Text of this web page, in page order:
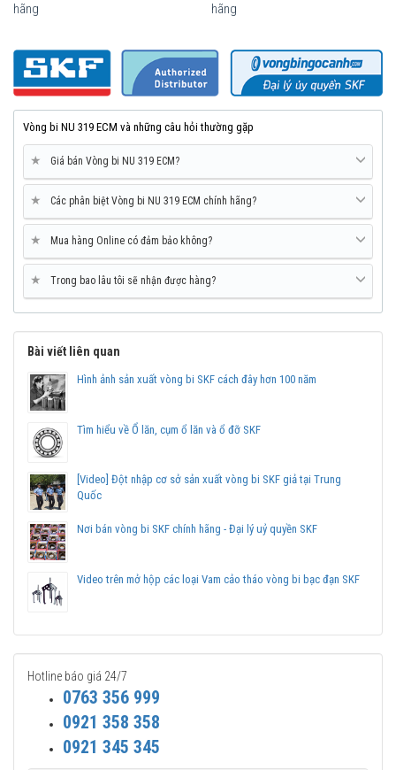
Vòng bi SKF NU 319 ECM chính hãng, phân phối bởi Vòng bi Ngọc
Mua vòng bi SKF NU 319 ECM tại các Đại lý uỷ quyền để đảm bảo
Mua vòng bi bạc đạn SKF NU 319 ECM chính hãng ở
đâu uy tín?
Vòng bi Ngọc Anh là đại lý ủy quyền SKF tại Việt Nam.
Chuyên phân phối các sản phẩm SKF chính hãng, giá cạnh
tranh, Giao hàng toàn quốc.
Liên hệ với
hãng hãng
Vòng bi NU 319 ECM và những câu hỏi thường gặp
★ Giá bán Vòng bi NU 319 ECM?
★ Các phân biệt Vòng bi NU 319 ECM chính hãng?
★ Mua hàng Online có đảm bảo không?
★ Trong bao lâu tôi sẽ nhận được hàng?
Bài viết liên quan
Hình ảnh sản xuất vòng bi SKF cách đây hơn 100 năm
Tìm hiểu về Ổ lăn, cụm ổ lăn và ổ đỡ SKF
[Video] Đột nhập cơ sở sản xuất vòng bi SKF giả tại Trung
Quốc
Nơi bán vòng bi SKF chính hãng - Đại lý uỷ quyền SKF
Video trên mở hộp các loại Vam cảo tháo vòng bi bạc đạn SKF
Hotline báo giá 24/7
0763 356 999
0921 358 358
0921 345 345